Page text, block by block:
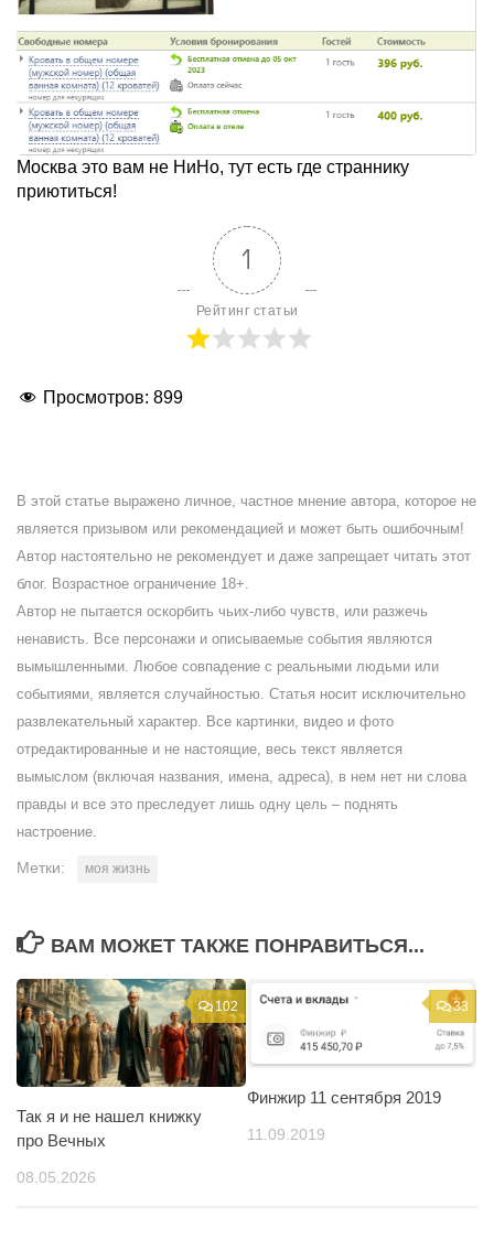
Москва это вам не НиНо, тут есть где страннику
приютиться!
1
Рейтинг статьи
Просмотров: 899
В этой статье выражено личное, частное мнение автора, которое не
является призывом или рекомендацией и может быть ошибочным!
Автор настоятельно не рекомендует и даже запрещает читать этот
блог. Возрастное ограничение 18+.
Автор не пытается оскорбить чьих-либо чувств, или разжечь
ненависть. Все персонажи и описываемые события являются
вымышленными. Любое совпадение с реальными людьми или
событиями, является случайностью. Статья носит исключительно
развлекательный характер. Все картинки, видео и фото
отредактированные и не настоящие, весь текст является
вымыслом (включая названия, имена, адреса), в нем нет ни слова
правды и все это преследует лишь одну цель – поднять
настроение.
Метки: моя жизнь
ВАМ МОЖЕТ ТАКЖЕ ПОНРАВИТЬСЯ...
102
Так я и не нашел книжку
про Вечных
08.05.2026
33
Финжир 11 сентября 2019
11.09.2019